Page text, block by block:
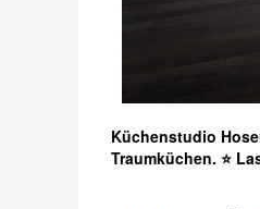
Küchenstudio
Traumküchen. ⭐